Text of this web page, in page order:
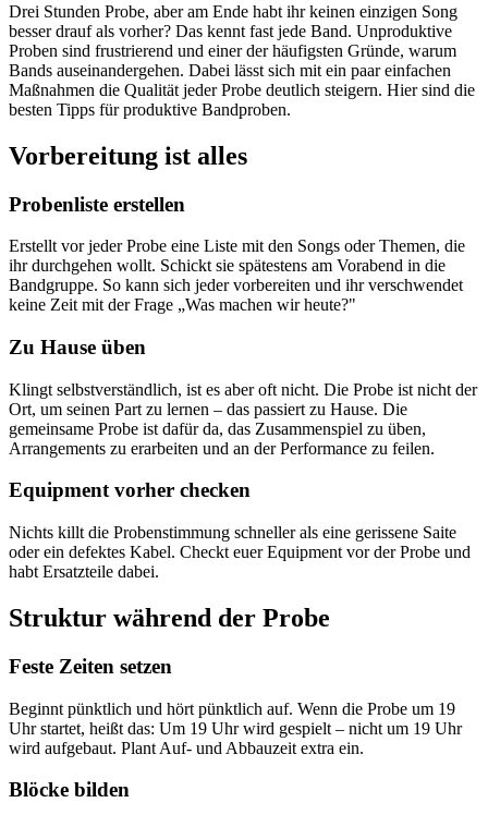
Drei Stunden Probe, aber am Ende habt ihr keinen einzigen Song
besser drauf als vorher? Das kennt fast jede Band. Unproduktive
Proben sind frustrierend und einer der häufigsten Gründe, warum
Bands auseinandergehen. Dabei lässt sich mit ein paar einfachen
Maßnahmen die Qualität jeder Probe deutlich steigern. Hier sind die
besten Tipps für produktive Bandproben.
Vorbereitung ist alles
Probenliste erstellen
Erstellt vor jeder Probe eine Liste mit den Songs oder Themen, die
ihr durchgehen wollt. Schickt sie spätestens am Vorabend in die
Bandgruppe. So kann sich jeder vorbereiten und ihr verschwendet
keine Zeit mit der Frage „Was machen wir heute?"
Zu Hause üben
Klingt selbstverständlich, ist es aber oft nicht. Die Probe ist nicht der
Ort, um seinen Part zu lernen – das passiert zu Hause. Die
gemeinsame Probe ist dafür da, das Zusammenspiel zu üben,
Arrangements zu erarbeiten und an der Performance zu feilen.
Equipment vorher checken
Nichts killt die Probenstimmung schneller als eine gerissene Saite
oder ein defektes Kabel. Checkt euer Equipment vor der Probe und
habt Ersatzteile dabei.
Struktur während der Probe
Feste Zeiten setzen
Beginnt pünktlich und hört pünktlich auf. Wenn die Probe um 19
Uhr startet, heißt das: Um 19 Uhr wird gespielt – nicht um 19 Uhr
wird aufgebaut. Plant Auf- und Abbauzeit extra ein.
Blöcke bilden